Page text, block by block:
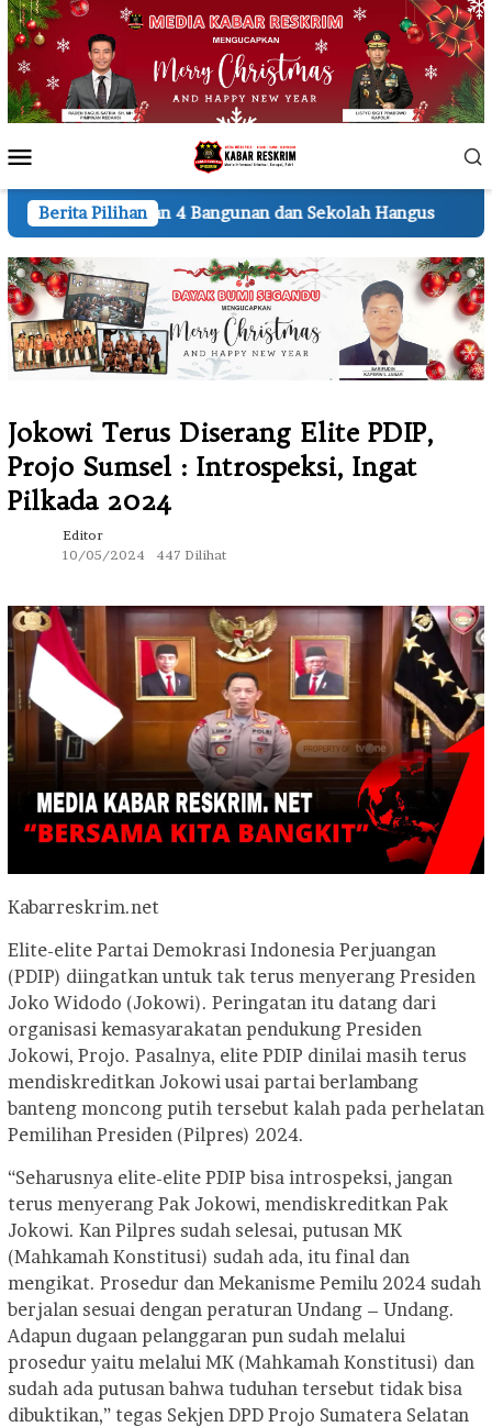
Loncat
ke
konten
Mobile
Berita Pilihan
4 Bangunan dan Sekolah Hangus Lembur hingga
Jokowi Terus Diserang Elite PDIP,
Projo Sumsel : Introspeksi, Ingat
Pilkada 2024
Editor
10/05/2024
447 Dilihat
Kabarreskrim.net
Elite-elite Partai Demokrasi Indonesia Perjuangan
(PDIP) diingatkan untuk tak terus menyerang Presiden
Joko Widodo (Jokowi). Peringatan itu datang dari
organisasi kemasyarakatan pendukung Presiden
Jokowi, Projo. Pasalnya, elite PDIP dinilai masih terus
mendiskreditkan Jokowi usai partai berlambang
banteng moncong putih tersebut kalah pada perhelatan
Pemilihan Presiden (Pilpres) 2024.
“Seharusnya elite-elite PDIP bisa introspeksi, jangan
terus menyerang Pak Jokowi, mendiskreditkan Pak
Jokowi. Kan Pilpres sudah selesai, putusan MK
(Mahkamah Konstitusi) sudah ada, itu final dan
mengikat. Prosedur dan Mekanisme Pemilu 2024 sudah
berjalan sesuai dengan peraturan Undang – Undang.
Adapun dugaan pelanggaran pun sudah melalui
prosedur yaitu melalui MK (Mahkamah Konstitusi) dan
sudah ada putusan bahwa tuduhan tersebut tidak bisa
dibuktikan,” tegas Sekjen DPD Projo Sumatera Selatan